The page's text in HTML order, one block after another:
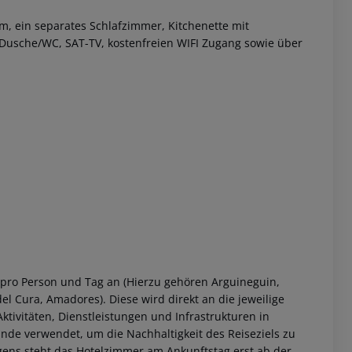
ein separates Schlafzimmer, Kitchenette mit
WC, SAT-TV, kostenfreien WIFI Zugang sowie über
Person und Tag an (Hierzu gehören Arguineguin,
Cura, Amadores). Diese wird direkt an die jeweilige
Dienstleistungen und Infrastrukturen in
verwendet, um die Nachhaltigkeit des Reiseziels zu